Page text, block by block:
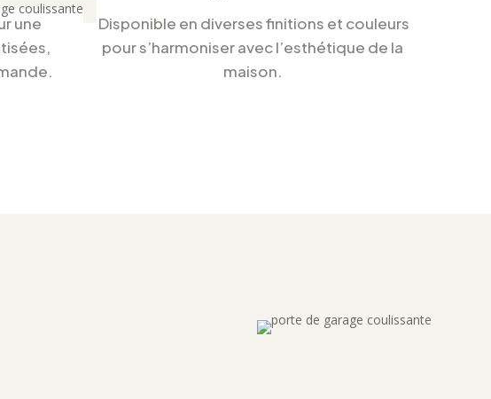
une
Disponible en diverses finitions et couleurs
pour s’harmoniser avec l’esthétique de la
maison.